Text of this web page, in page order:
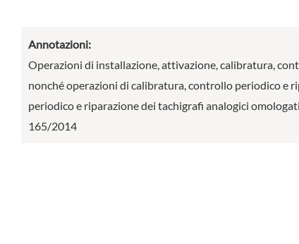
Annotazioni:
Operazioni di installazione, attivazione, calibratura,
nonché operazioni di calibratura, controllo periodico e
periodico e riparazione dei tachigrafi analogici
165/2014